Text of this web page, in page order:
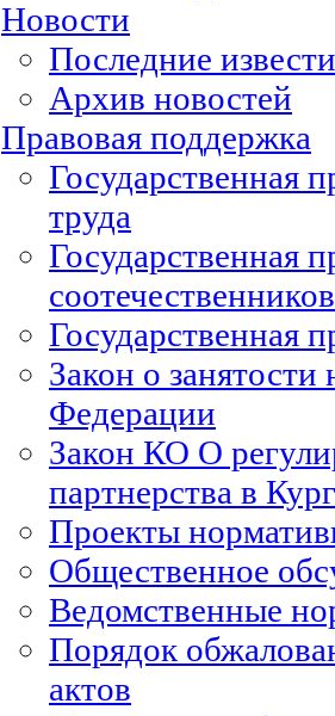
Новости
Последние
Архив новостей
Правовая поддержка
Государственная
труда
Государственная
соотечественников
Государственная
Закон о занятости
Федерации
Закон КО О
партнерства в
Проекты
Общественное
Ведомственные
Порядок
актов